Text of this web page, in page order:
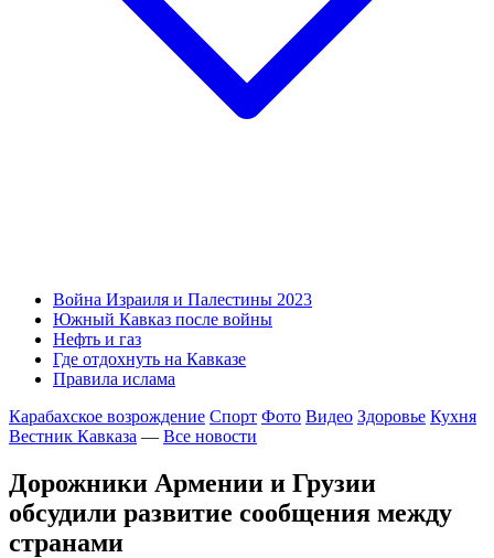
Война Израиля и Палестины 2023
Южный Кавказ после войны
Нефть и газ
Где отдохнуть на Кавказе
Правила ислама
Карабахское возрождение Спорт Фото Видео Здоровье Кухня
Вестник Кавказа — Все новости
Дорожники Армении и Грузии
обсудили развитие сообщения между
странами